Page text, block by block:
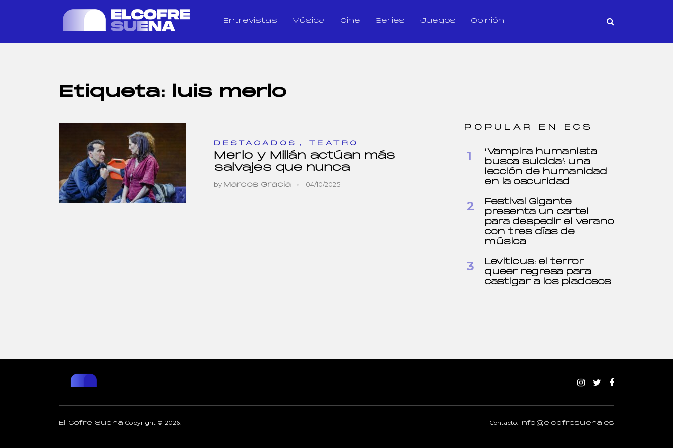
Entrevistas Música Cine Series Juegos Opinión
Etiqueta: luis merlo
DESTACADOS , TEATRO
Merlo y Millán actúan más
salvajes que nunca
by Marcos Gracia 04/10/2025
POPULAR EN ECS
‘Vampira humanista
busca suicida’: una
lección de humanidad
en la oscuridad
Festival Gigante
presenta un cartel
para despedir el verano
con tres días de
música
Leviticus: el terror
queer regresa para
castigar a los piadosos
El Cofre Suena Copyright © 2026. Contacto: info@elcofresuena.es